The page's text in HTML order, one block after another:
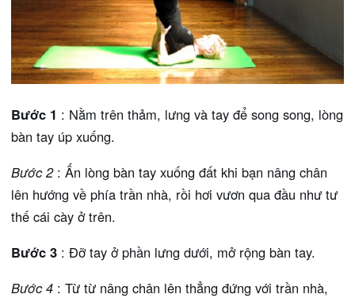
Bước 1 : Nằm trên thảm, lưng và tay để song song, lòng
bàn tay úp xuống.
Bước 2: Ấn lòng bàn tay xuống đất khi bạn nâng chân
lên hướng về phía trần nhà, rồi hơi vươn qua đầu như tư
thế cái cày ở trên.
Bước 3 : Đỡ tay ở phần lưng dưới, mở rộng bàn tay.
Bước 4 : Từ từ nâng chân lên thẳng đứng với trần nhà,